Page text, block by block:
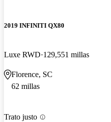
2019 INFINITI QX80
Luxe RWD 129,551 millas
Florence, SC
62 millas
Trato justo